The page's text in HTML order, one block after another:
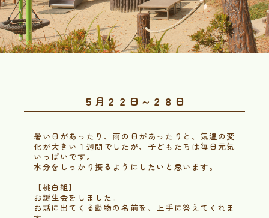
５月２２日～２８日
暑い日があったり、雨の日があったりと、気温の変
化が大きい１週間でしたが、子どもたちは毎日元気
いっぱいです。
水分をしっかり摂るようにしたいと思います。
【桃白組】
お誕生会をしました。
お話に出てくる動物の名前を、上手に答えてくれま